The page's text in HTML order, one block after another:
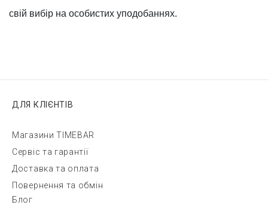
свій вибір на особистих уподобаннях.
ДЛЯ КЛІЄНТІВ
Магазини TIMEBAR
Сервіс та гарантії
Доставка та оплата
Повернення та обмін
Блог